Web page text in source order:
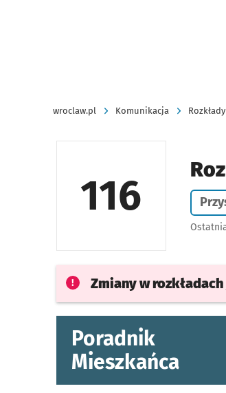
wroclaw.pl Komunikacja
116
Zmiany w rozkładach
Poradnik
Mieszkańca